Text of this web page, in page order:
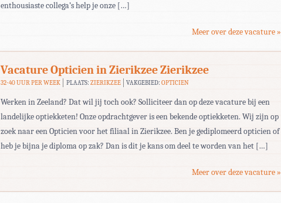
enthousiaste collega’s help je onze […]
Meer over deze vacature »
Vacature Opticien in Zierikzee Zierikzee
32-40 UUR PER WEEK PLAATS: ZIERIKZEE VAKGEBIED:OPTICIEN
Werken in Zeeland? Dat wil jij toch ook? Solliciteer dan op deze vacature bij een
landelijke optiekketen! Onze opdrachtgever is een bekende optiekketen. Wij zijn op
zoek naar een Opticien voor het filiaal in Zierikzee. Ben je gediplomeerd opticien of
heb je bijna je diploma op zak? Dan is dit je kans om deel te worden van het […]
Meer over deze vacature »